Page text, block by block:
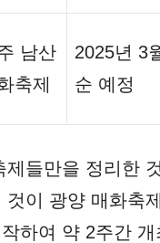
남산
축제
2025년 3
순 예정
제들만을 정리한
것이 광양 매화축
하여 약 2주간